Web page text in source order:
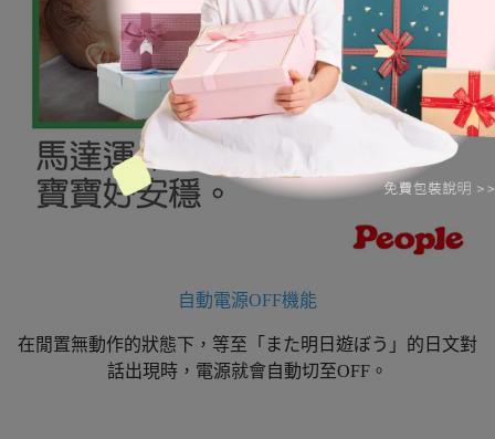
自動電源OFF機能
在閒置無動作的狀態下，等至「また明日遊ぼう」的日文對
話出現時，電源就會自動切至OFF。